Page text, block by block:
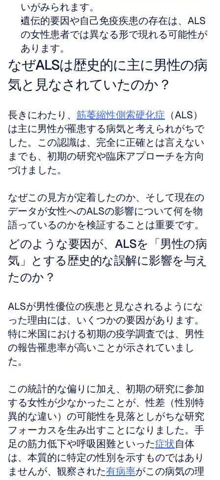
いがみられます。
遺伝的要因や自己免疫疾患の存在は、ALS
の女性患者では異なる形で現れる可能性が
あります。
なぜALSは歴史的に主に男性の病
気と見なされていたのか？
長きにわたり、 筋萎縮性側索硬化症 （ALS）
は主に男性が罹患する病気と考えられがちで
した。この認識は、完全に正確とは言えない
までも、初期の研究や臨床アプローチを方向
づけました。
なぜこの見方が定着したのか、そして現在の
データが女性へのALSの影響について何を物
語っているのかを検証することは重要です。
どのような要因が、ALSを「男性の病
気」とする歴史的な誤解に影響を与え
たのか？
ALSが男性優位の疾患と見なされるようにな
った理由には、いくつかの要因があります。
特に米国における初期の疫学調査では、男性
の報告罹患率が高いことが示されていまし
た。
この統計的な偏りに加え、初期の研究に参加
する女性が少なかったことが、性差（性別特
異的な違い）の可能性を見落としがちな研究
フォーカスを生み出すことになりました。手
足の筋力低下や呼吸困難といった症状自体
は、本質的に特定の性別を示すものではあり
ませんが、観察された有病率がこの病気の理